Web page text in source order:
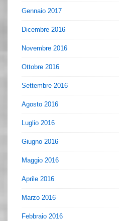
Gennaio 2017
Dicembre 2016
Novembre 2016
Ottobre 2016
Settembre 2016
Agosto 2016
Luglio 2016
Giugno 2016
Maggio 2016
Aprile 2016
Marzo 2016
Febbraio 2016